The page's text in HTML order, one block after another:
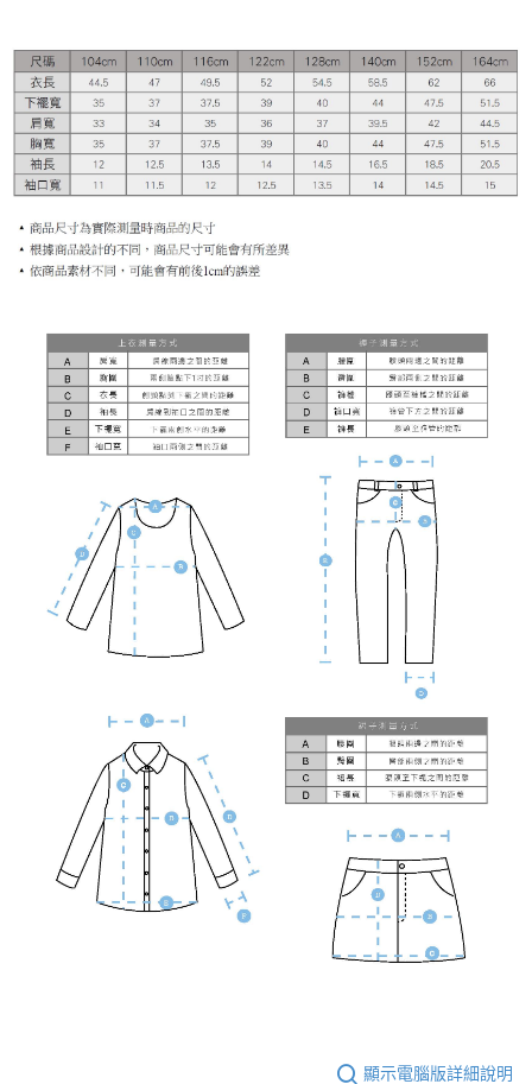
顯示電腦版詳細說明